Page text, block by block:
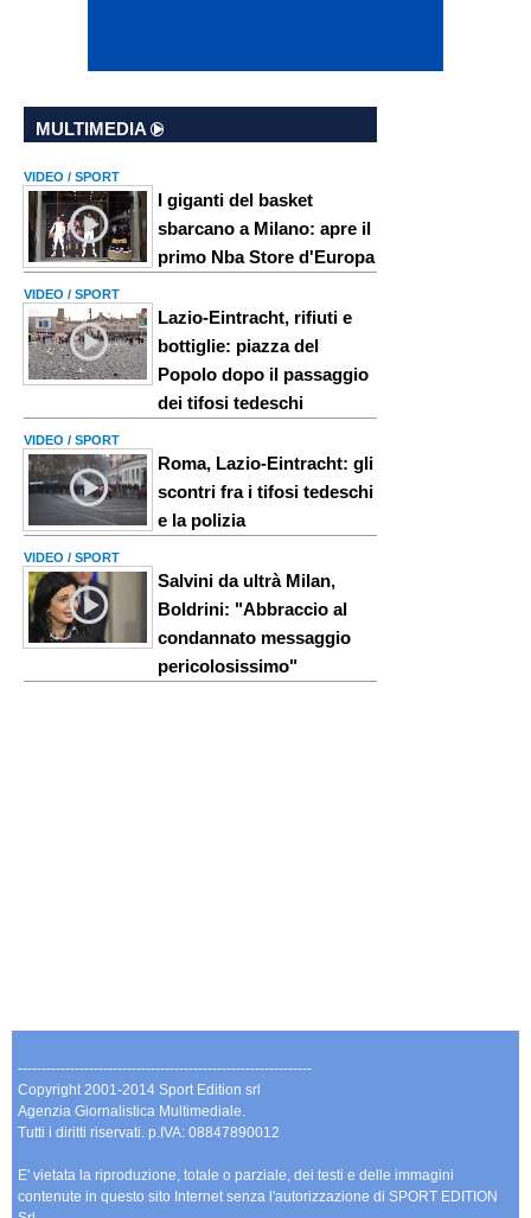
MULTIMEDIA
VIDEO / SPORT
I giganti del basket
sbarcano a Milano: apre il
primo Nba Store d'Europa
VIDEO / SPORT
Lazio-Eintracht, rifiuti e
bottiglie: piazza del
Popolo dopo il passaggio
dei tifosi tedeschi
VIDEO / SPORT
Roma, Lazio-Eintracht: gli
scontri fra i tifosi tedeschi
e la polizia
VIDEO / SPORT
Salvini da ultrà Milan,
Boldrini: "Abbraccio al
condannato messaggio
pericolosissimo"
--------------------------------------------------------------
Copyright 2001-2014 Sport Edition srl
Agenzia Giornalistica Multimediale.
Tutti i diritti riservati. p.IVA: 08847890012
E' vietata la riproduzione, totale o parziale, dei testi e delle immagini
contenute in questo sito Internet senza l'autorizzazione di SPORT EDITION